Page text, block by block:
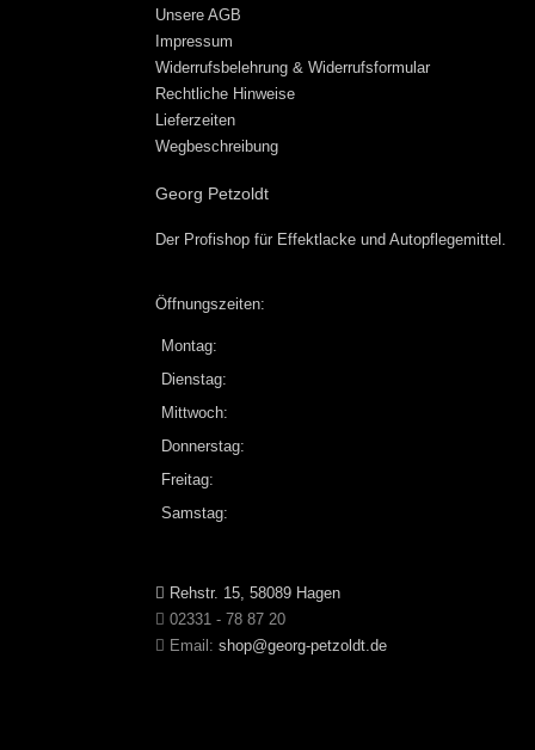
Unsere AGB
Impressum
Widerrufsbelehrung & Widerrufsformular
Rechtliche Hinweise
Lieferzeiten
Wegbeschreibung
Georg Petzoldt
Der Profishop für Effektlacke und Autopflegemittel .
Öffnungszeiten:
Montag:
Dienstag:
Mittwoch:
Donnerstag:
Freitag:
Samstag:
Rehstr. 15, 58089 Hagen
02331 - 78 87 20
Email: shop@georg-petzoldt.de